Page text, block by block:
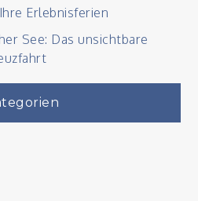
Erlebnisferien
See: Das unsichtbare